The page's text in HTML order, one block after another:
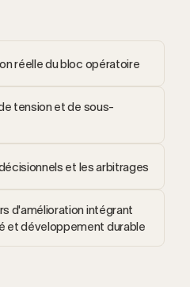
réelle du bloc opératoire
tension et de sous-
et les arbitrages
d'amélioration intégrant
et développement durable